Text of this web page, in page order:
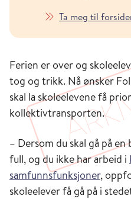
Ta meg til
Ferien er over og
tog og trikk. Nå ønsker
skal la skoleelevene få
kollektivtransporten.
– Dersom du skal gå på
full, og du ikke har arbeid i
samfunnsfunksjoner,
skoleelever få gå på i